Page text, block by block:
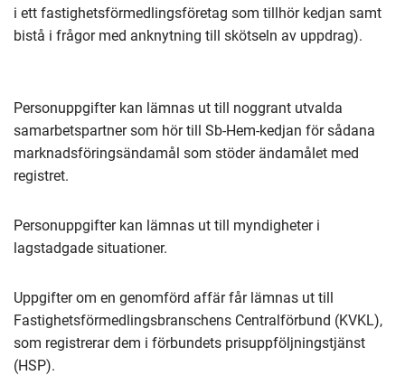
i ett fastighetsförmedlingsföretag som tillhör kedjan samt
bistå i frågor med anknytning till skötseln av uppdrag).
Personuppgifter kan lämnas ut till noggrant utvalda
samarbetspartner som hör till Sb-Hem-kedjan för sådana
marknadsföringsändamål som stöder ändamålet med
registret.
Personuppgifter kan lämnas ut till myndigheter i
lagstadgade situationer.
Uppgifter om en genomförd affär får lämnas ut till
Fastighetsförmedlingsbranschens Centralförbund (KVKL),
som registrerar dem i förbundets prisuppföljningstjänst
(HSP).